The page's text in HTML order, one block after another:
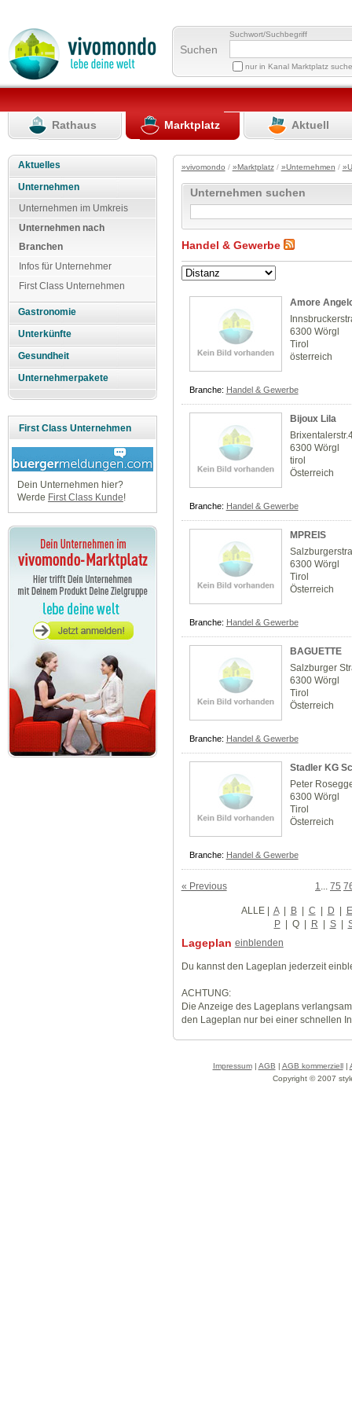
Suchen
Suchwort/Suchbegriff
nur in Kanal Marktplatz
Rathaus Marktplatz Aktuell
Aktuelles
Unternehmen
Unternehmen im Umkreis
Unternehmen nach
Branchen
Infos für Unternehmer
First Class Unternehmen
Gastronomie
Unterkünfte
Gesundheit
Unternehmerpakete
First Class Unternehmen
Dein Unternehmen hier?
Werde First Class Kunde!
»vivomondo / »Marktplatz/ »Unternehmen /
Unternehmen suchen
Handel & Gewerbe
Amore
6300 Wörgl
Tirol
österreich
Branche: Handel & Gewerbe
Bijoux Lila
6300 Wörgl
tirol
Österreich
Branche: Handel & Gewerbe
MPREIS
6300 Wörgl
Tirol
Österreich
Branche: Handel & Gewerbe
BAGUETTE
Salzburger
6300 Wörgl
Tirol
Österreich
Branche: Handel & Gewerbe
Stadler KG
Peter
6300 Wörgl
Tirol
Österreich
Branche: Handel & Gewerbe
« Previous 1 75
ALLE| A | B | C | D | E
P | Q | R | S |
Lageplan einblenden
Du kannst den Lageplan jederzeit
ACHTUNG:
Die Anzeige des Lageplans
den Lageplan nur bei einer schnellen
Impressum| AGB | AGB kommerziell|
Copyright © 2007